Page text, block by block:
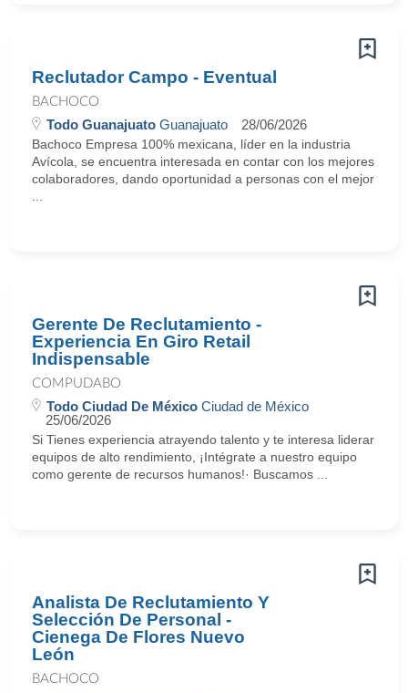
Reclutador Campo - Eventual
BACHOCO
Todo Guanajuato Guanajuato 28/06/2026
Bachoco Empresa 100% mexicana, líder en la industria
Avícola, se encuentra interesada en contar con los mejores
colaboradores, dando oportunidad a personas con el mejor
Gerente De Reclutamiento -
Experiencia En Giro Retail
Indispensable
COMPUDABO
Todo Ciudad De México Ciudad de México
25/06/2026
Si Tienes experiencia atrayendo talento y te interesa liderar
equipos de alto rendimiento, ¡Intégrate a nuestro equipo
como gerente de recursos humanos!· Buscamos ...
Analista De Reclutamiento Y
Selección De Personal -
Cienega De Flores Nuevo
León
BACHOCO